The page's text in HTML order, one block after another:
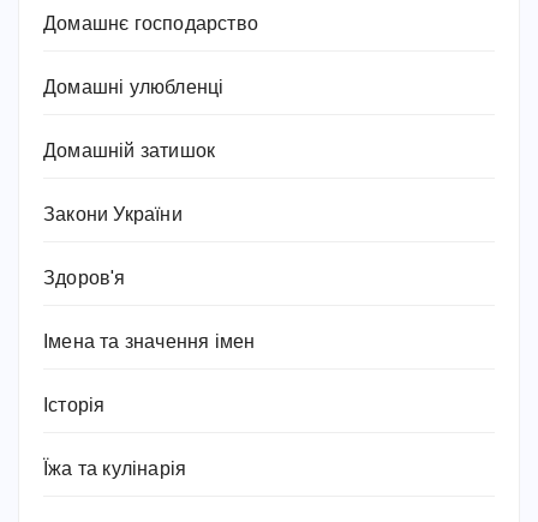
Домашнє господарство
Домашні улюбленці
Домашній затишок
Закони України
Здоров'я
Імена та значення імен
Історія
Їжа та кулінарія